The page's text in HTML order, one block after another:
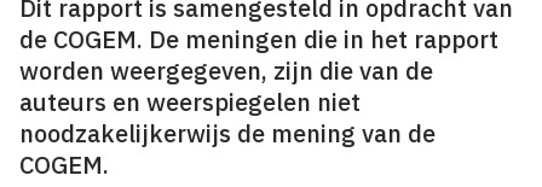
Dit rapport is samengesteld in opdracht van
de COGEM. De meningen die in het rapport
worden weergegeven, zijn die van de
auteurs en weerspiegelen niet
noodzakelijkerwijs de mening van de
COGEM.